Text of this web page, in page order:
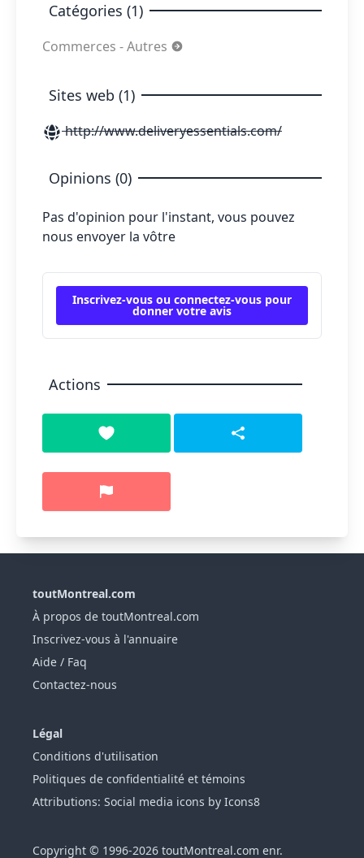
Catégories (1)
Commerces - Autres
Sites web (1)
http://www.deliveryessentials.com/
Opinions (0)
Pas d'opinion pour l'instant, vous pouvez
nous envoyer la vôtre
Inscrivez-vous ou connectez-vous pour
donner votre avis
Actions
toutMontreal.com
À propos de toutMontreal.com
Inscrivez-vous à l'annuaire
Aide / Faq
Contactez-nous
Légal
Conditions d'utilisation
Politiques de confidentialité et témoins
Attributions: Social media icons by Icons8
Copyright © 1996-2026 toutMontreal.com enr.